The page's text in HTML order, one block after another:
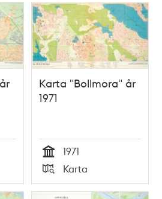
Karta "Bollmora" år
1971
Tid
1971
Typ
Karta